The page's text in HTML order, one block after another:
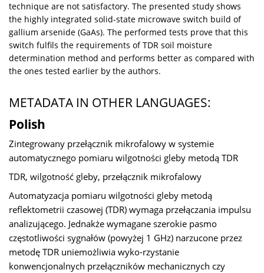
technique are not satisfactory. The presented study shows
the highly integrated solid-state microwave switch build of
gallium arsenide (GaAs). The performed tests prove that this
switch fulfils the requirements of TDR soil moisture
determination method and performs better as compared with
the ones tested earlier by the authors.
METADATA IN OTHER LANGUAGES:
Polish
Zintegrowany przełącznik mikrofalowy w systemie
automatycznego pomiaru wilgotności gleby metodą TDR
TDR, wilgotność gleby, przełącznik mikrofalowy
Automatyzacja pomiaru wilgotności gleby metodą
reflektometrii czasowej (TDR) wymaga przełączania impulsu
analizującego. Jednakże wymagane szerokie pasmo
częstotliwości sygnałów (powyżej 1 GHz) narzucone przez
metodę TDR uniemożliwia wyko-rzystanie
konwencjonalnych przełączników mechanicznych czy